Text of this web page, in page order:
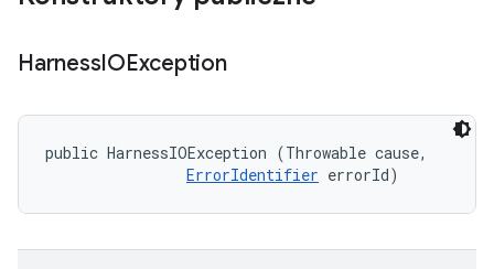
HarnessIOException
public HarnessIOException (Throwable cause,
ErrorIdentifier errorId)